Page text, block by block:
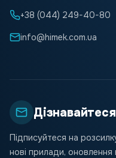
+38 (044) 249-40-80
info@himek.com.ua
Підписуйтеся на
нові прилади, оновлення